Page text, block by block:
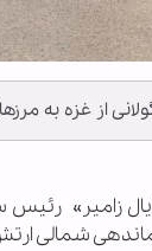
از غزه به
زامیر» رئیس
شمالی